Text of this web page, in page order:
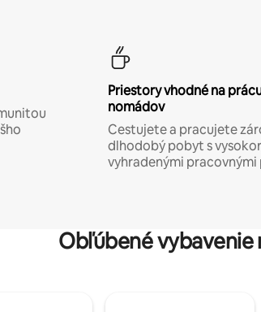
Priestory vhodné na
nomádov
Cestujete a pracujete
dlhodobý pobyt s
vyhradenými
Obľúbené vybavenie